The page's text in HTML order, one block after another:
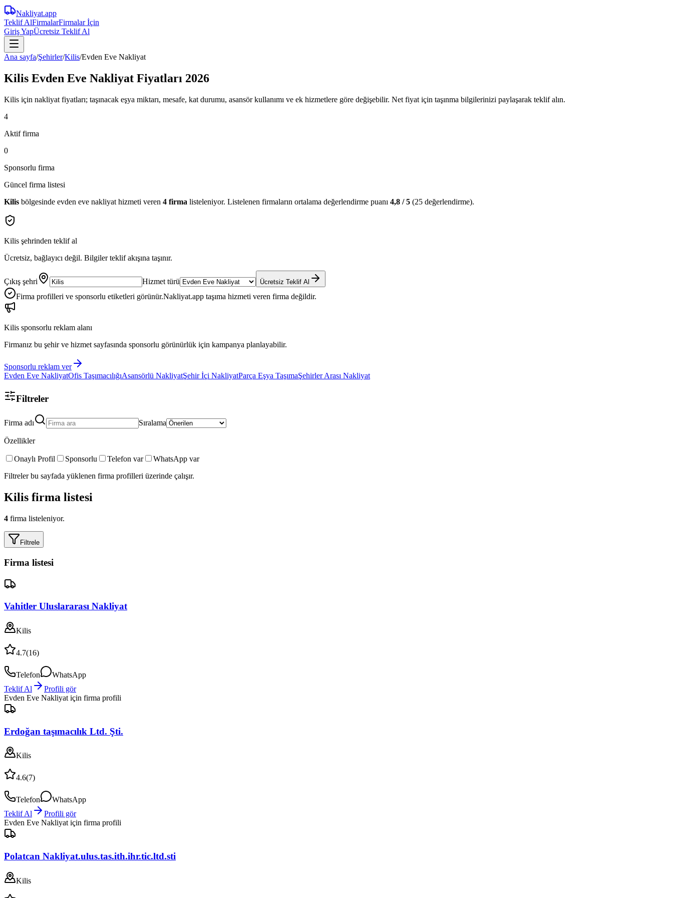
Nakliyat.app
Teklif AlFirmalarFirmalar İçin
Giriş YapÜcretsiz Teklif Al
Ana sayfa/Şehirler/Kilis/Evden Eve Nakliyat
Kilis Evden Eve Nakliyat Fiyatları 2026
Kilis için nakliyat fiyatları; taşınacak eşya miktarı, mesafe, kat durumu, asansör kullanımı ve ek hizmetlere göre değişebilir. Net fiyat için taşınma bilgilerinizi paylaşarak teklif alın.
4
Aktif firma
0
Sponsorlu firma
Güncel firma listesi
Kilis bölgesinde evden eve nakliyat hizmeti veren 4 firma listeleniyor. Listelenen firmaların ortalama değerlendirme puanı 4,8 / 5 (25 değerlendirme).
Kilis şehrinden teklif al
Ücretsiz, bağlayıcı değil. Bilgiler teklif akışına taşınır.
Çıkış şehri Hizmet türü Ücretsiz Teklif Al
Firma profilleri ve sponsorlu etiketleri görünür.Nakliyat.app taşıma hizmeti veren firma değildir.
Kilis sponsorlu reklam alanı
Firmanız bu şehir ve hizmet sayfasında sponsorlu görünürlük için kampanya planlayabilir.
Sponsorlu reklam ver
Evden Eve NakliyatOfis TaşımacılığıAsansörlü NakliyatŞehir İçi NakliyatParça Eşya TaşımaŞehirler Arası Nakliyat
Filtreler
Firma adı Sıralama
Özellikler
Onaylı Profil Sponsorlu Telefon var
WhatsApp var
Filtreler bu sayfada yüklenen firma profilleri üzerinde çalışır.
Kilis firma listesi
4 firma listeleniyor.
Filtrele
Firma listesi
Vahitler Uluslararası Nakliyat
Kilis
4.7(16)
Telefon
WhatsApp
Teklif Al
Profili gör
Evden Eve Nakliyat için firma profili
Erdoğan taşımacılık Ltd. Şti.
Kilis
4.6(7)
Telefon
WhatsApp
Teklif Al
Profili gör
Evden Eve Nakliyat için firma profili
Polatcan Nakliyat.ulus.tas.ith.ihr.tic.ltd.sti
Kilis